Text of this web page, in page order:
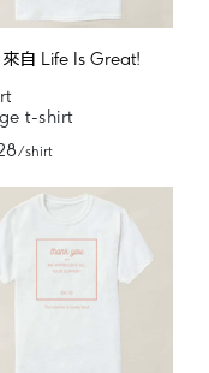
來自 Life Is Great!
t-shirt
/ shirt